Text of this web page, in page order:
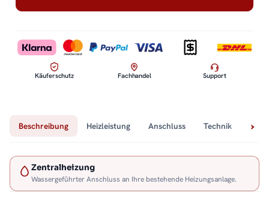
Käuferschutz Fachhandel Support
Beschreibung Heizleistung Anschluss Technik
Zentralheizung
Wassergeführter Anschluss an Ihre bestehende Heizungsanlage.